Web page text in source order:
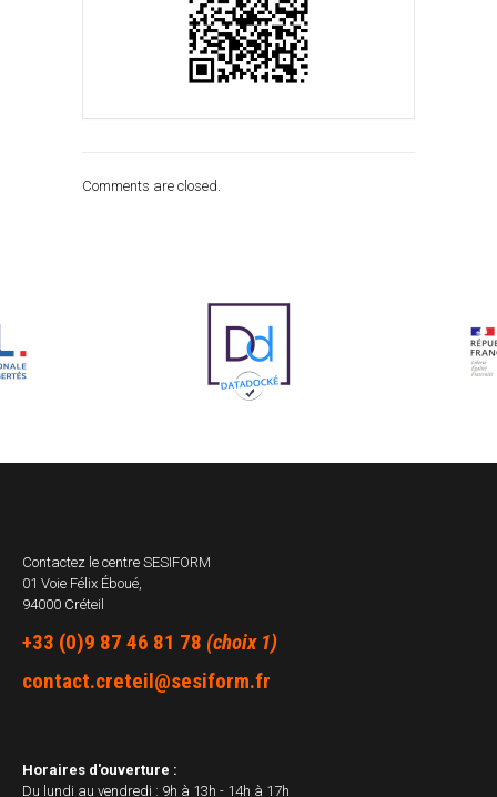
Comments are closed.
Contactez le centre SESIFORM
01 Voie Félix Éboué,
94000 Créteil
+33 (0)9 87 46 81 78 (choix 1)
contact.creteil@sesiform.fr
Horaires d'ouverture :
Du lundi au vendredi : 9h à 13h - 14h à 17h